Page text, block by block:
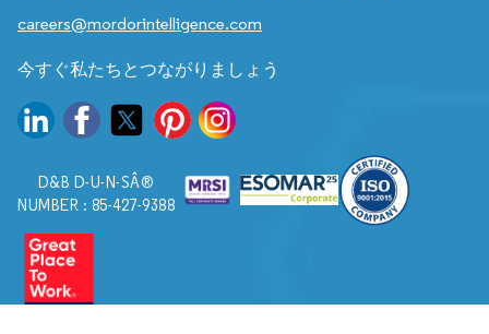
careers@mordorintelligence.com
今すぐ私たちとつながりましょう
D&B D-U-N-SÂ®
NUMBER : 85-427-9388